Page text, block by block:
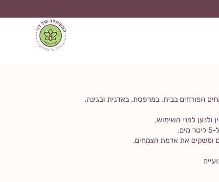
הפורחים בבית, במרפסת, באדנית ובגינה.
ולנען לפני השימוש.
ומשקים את אדמת הצמחים.